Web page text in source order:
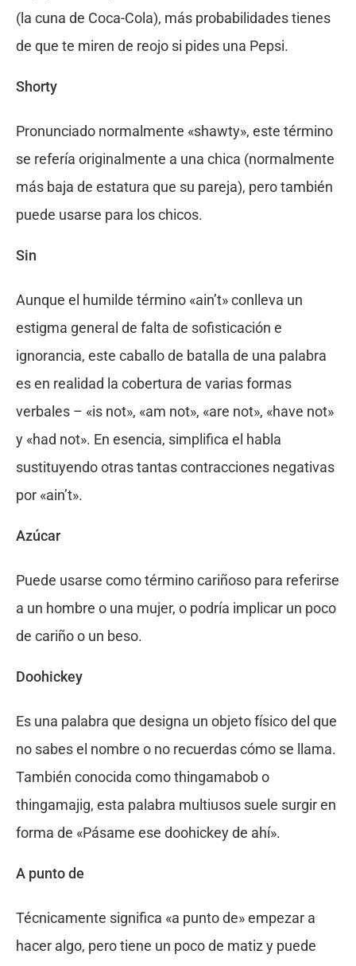
(la cuna de Coca-Cola), más probabilidades tienes
de que te miren de reojo si pides una Pepsi.
Shorty
Pronunciado normalmente «shawty», este término
se refería originalmente a una chica (normalmente
más baja de estatura que su pareja), pero también
puede usarse para los chicos.
Sin
Aunque el humilde término «ain’t» conlleva un
estigma general de falta de sofisticación e
ignorancia, este caballo de batalla de una palabra
es en realidad la cobertura de varias formas
verbales – «is not», «am not», «are not», «have not»
y «had not». En esencia, simplifica el habla
sustituyendo otras tantas contracciones negativas
por «ain’t».
Azúcar
Puede usarse como término cariñoso para referirse
a un hombre o una mujer, o podría implicar un poco
de cariño o un beso.
Doohickey
Es una palabra que designa un objeto físico del que
no sabes el nombre o no recuerdas cómo se llama.
También conocida como thingamabob o
thingamajig, esta palabra multiusos suele surgir en
forma de «Pásame ese doohickey de ahí».
A punto de
Técnicamente significa «a punto de» empezar a
hacer algo, pero tiene un poco de matiz y puede